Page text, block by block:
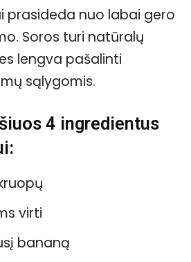
prasideda nuo labai gero
Soros turi natūralų
lengva pašalinti
sąlygomis.
4 ingredientus
virti
bananą